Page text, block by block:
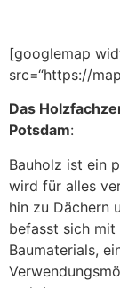
[googlemap
src=“https://
Das
Potsdam:
Bauholz ist ein
wird für alles
hin zu Dächern
befasst sich mit
Baumaterials,